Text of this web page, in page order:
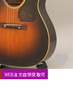
WEB注文店頭受取可